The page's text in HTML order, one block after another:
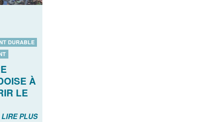
DURABLE
À
LE
LIRE PLUS